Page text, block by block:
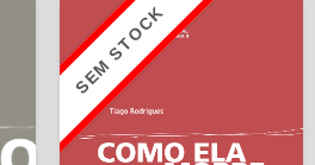
SEM STOCK
Como Ela Morre / Sopro
Tiago Rodrigues